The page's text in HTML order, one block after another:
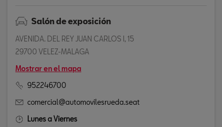
Salón de exposición
AVENIDA. DEL REY JUAN CARLOS I, 15
29700 VELEZ-MALAGA
Mostrar en el mapa
952246700
comercial@automovilesrueda.seat
Lunes a Viernes